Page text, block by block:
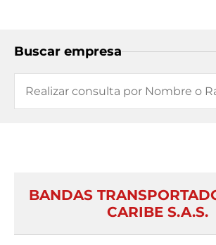
Buscar empresa
BANDAS
CARIBE S.A.S.